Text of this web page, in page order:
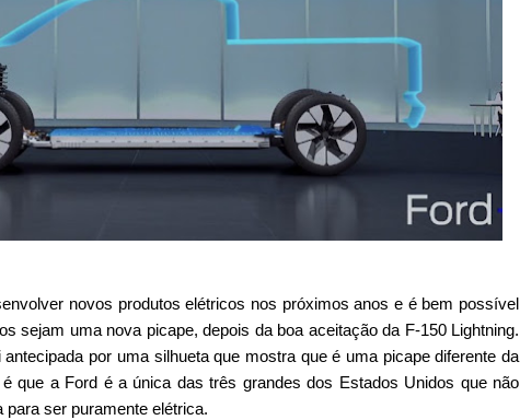
novos produtos elétricos nos próximos anos e é bem possível
sejam uma nova picape, depois da boa aceitação da F-150 Lightning.
por uma silhueta que mostra que é uma picape diferente da
que a Ford é a única das três grandes dos Estados Unidos que não
ser puramente elétrica.